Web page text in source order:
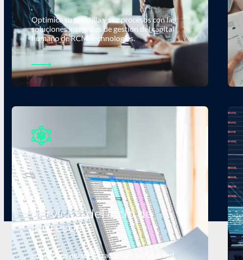
Optimice su plantilla y sus procesos con las
soluciones integrales de gestión del capital
humano de RCM Technologies.
Servicios del ciclo de
ingresos
Soluciones personalizadas de conformidad,